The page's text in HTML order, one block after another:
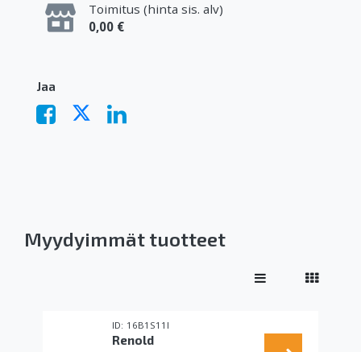
Toimitus (hinta sis. alv)
0,00 €
Jaa
Myydyimmät tuotteet
16B1S11I
Renold